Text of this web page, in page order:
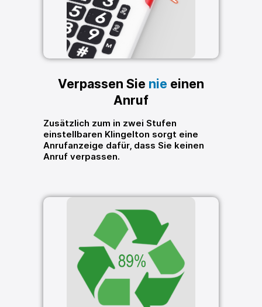
Verpassen Sie nie einen
Anruf
Zusätzlich zum in zwei Stufen
einstellbaren Klingelton sorgt eine
Anrufanzeige dafür, dass Sie keinen
Anruf verpassen.